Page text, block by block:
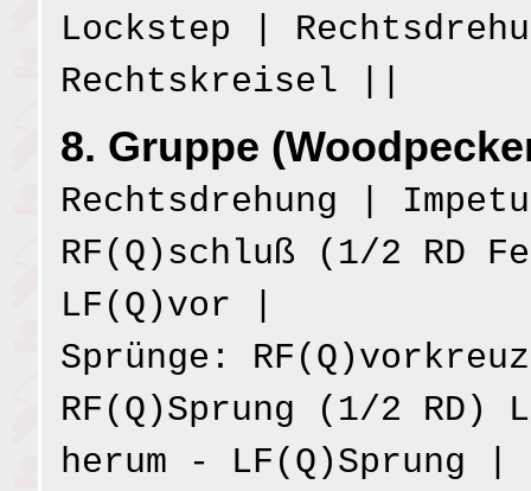
Lockstep |
Rechtskreisel ||
8. Gruppe
Rechtsdrehung |
RF(Q)schluß (1/2 RD
LF(Q)vor |
Sprünge:
RF(Q)Sprung (1/2 RD)
herum - LF(Q)Sprung |